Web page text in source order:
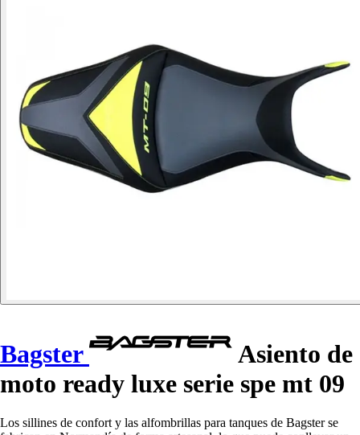
Bagster
Asiento de
moto ready luxe serie spe mt 09
Los sillines de confort y las alfombrillas para tanques de Bagster se